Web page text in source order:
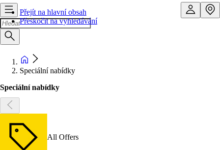
Přejít na hlavní obsah
Přeskočit na vyhledávání
Speciální nabídky
Speciální nabídky
All Offers